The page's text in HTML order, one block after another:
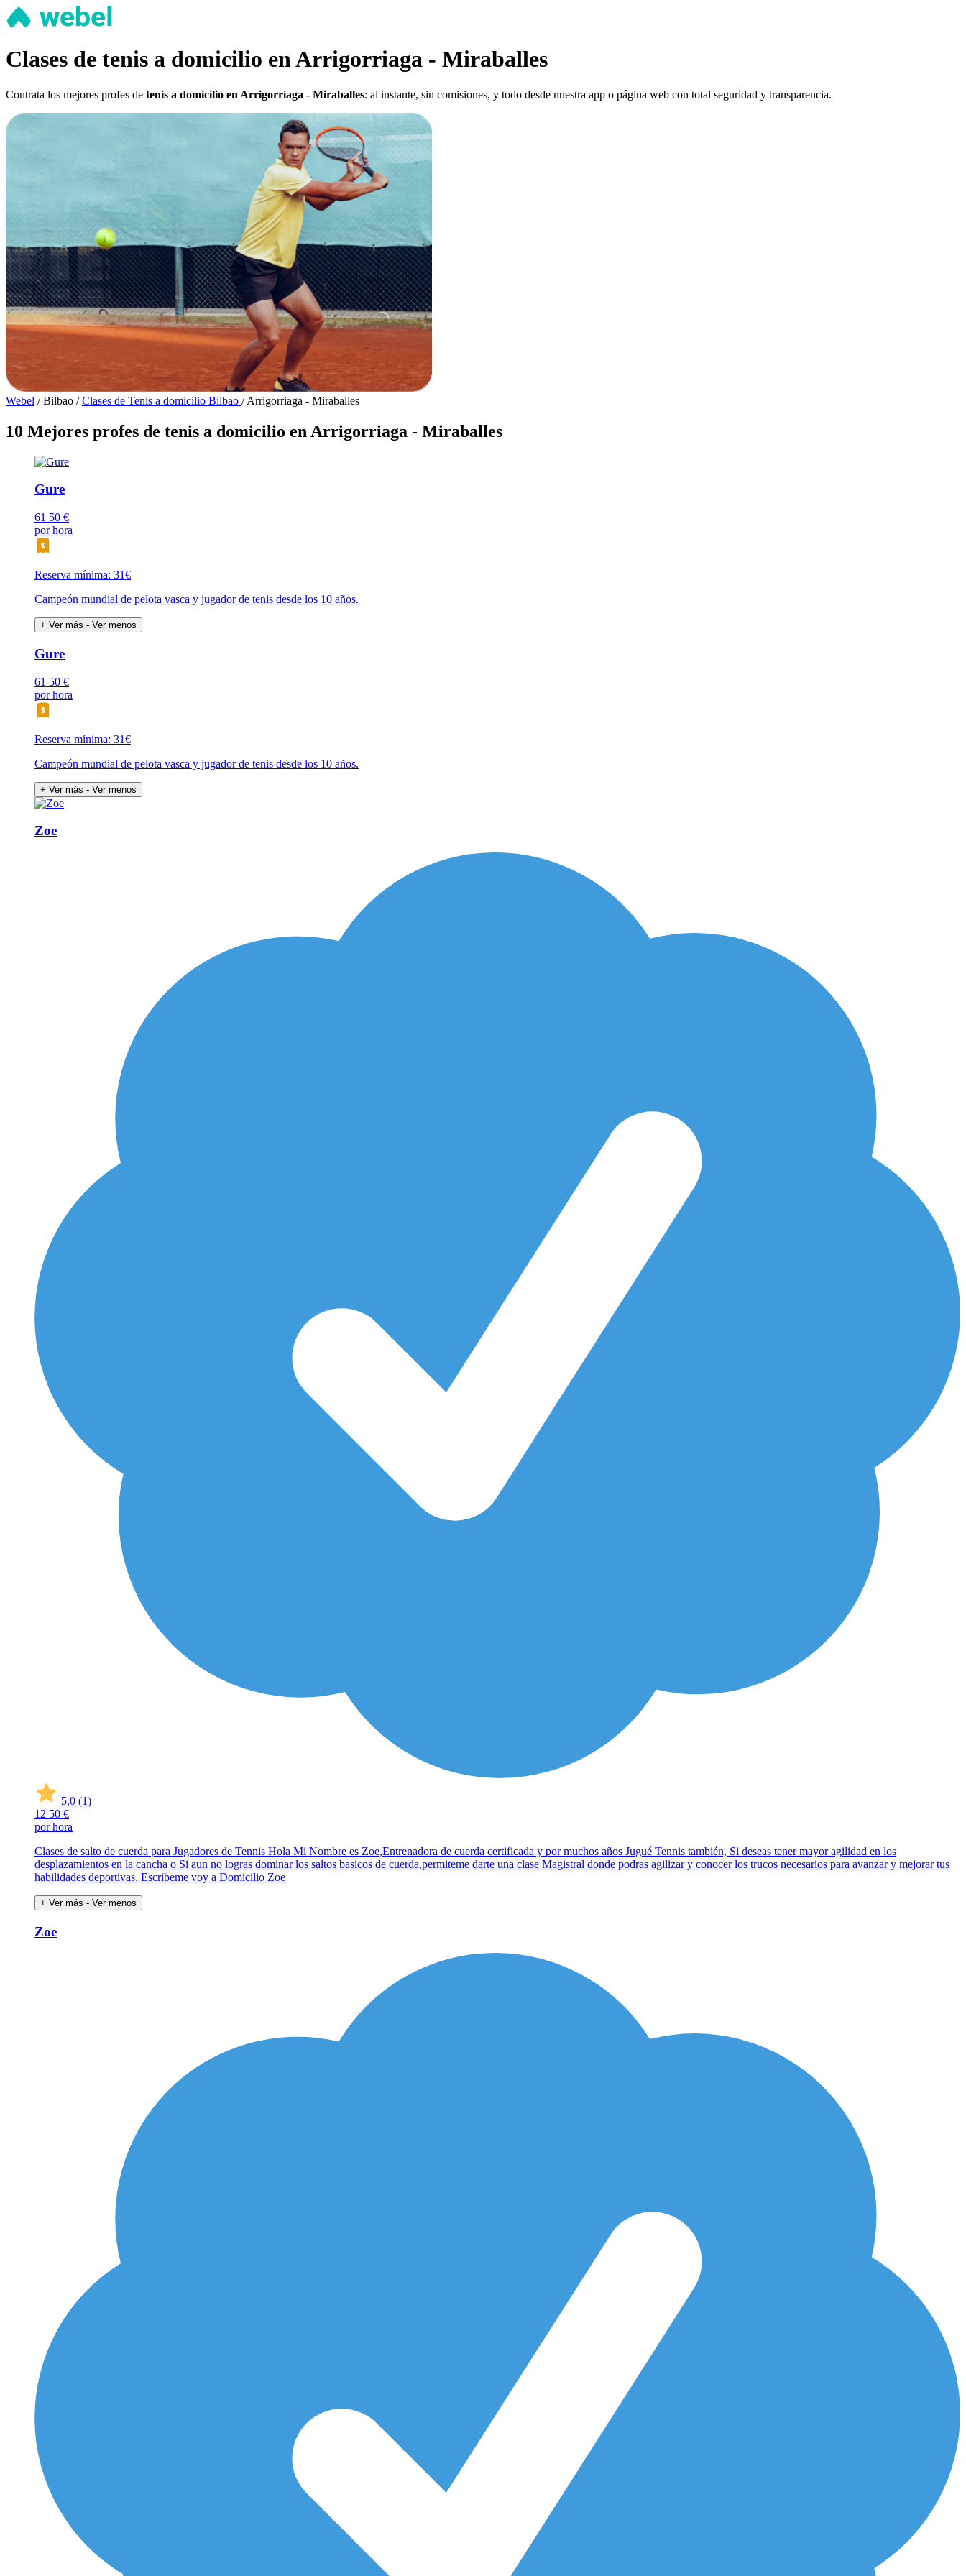
Clases de tenis a domicilio en Arrigorriaga - Miraballes
Contrata los mejores profes de tenis a domicilio en Arrigorriaga - Miraballes: al instante, sin comisiones, y todo desde nuestra app o página web con total seguridad y transparencia.
Webel / Bilbao / Clases de Tenis a domicilio Bilbao / Arrigorriaga - Miraballes
10 Mejores profes de tenis a domicilio en Arrigorriaga - Miraballes
Gure
61 50 €
por hora
Reserva mínima: 31€
Campeón mundial de pelota vasca y jugador de tenis desde los 10 años.
+ Ver más - Ver menos
Gure
61 50 €
por hora
Reserva mínima: 31€
Campeón mundial de pelota vasca y jugador de tenis desde los 10 años.
+ Ver más - Ver menos
Zoe
5,0 (1)
12 50 €
por hora
Clases de salto de cuerda para Jugadores de Tennis Hola Mi Nombre es Zoe,Entrenadora de cuerda certificada y por muchos años Jugué Tennis también, Si deseas tener mayor agilidad en los
desplazamientos en la cancha o Si aun no logras dominar los saltos basicos de cuerda,permiteme darte una clase Magistral donde podras agilizar y conocer los trucos necesarios para avanzar y mejorar tus
habilidades deportivas. Escribeme voy a Domicilio Zoe
+ Ver más - Ver menos
Zoe